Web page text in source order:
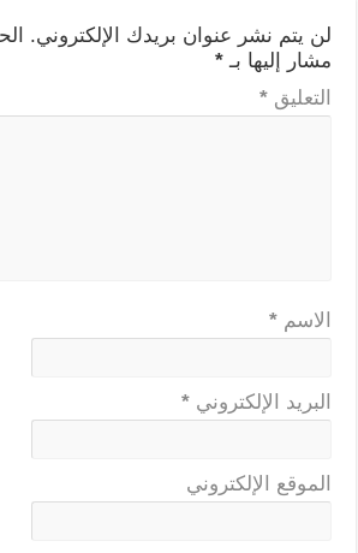
لن يتم نشر عنوان بريدك الإلكتروني.
مشار إليها بـ *
التعليق *
الاسم *
البريد الإلكتروني *
الموقع الإلكتروني